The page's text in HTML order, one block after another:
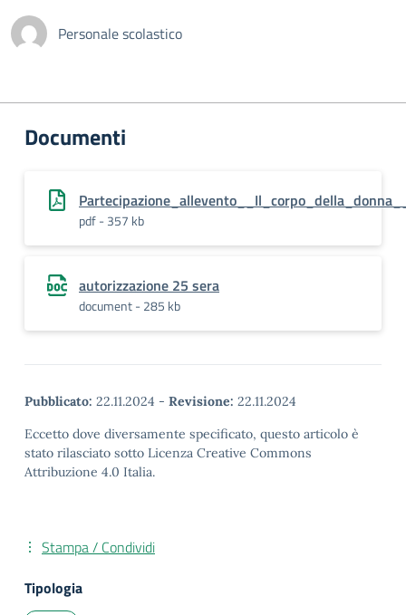
Personale scolastico
Documenti
pdf - 357 kb
autorizzazione 25 sera
document - 285 kb
Pubblicato: 22.11.2024 - Revisione: 22.11.2024
Eccetto dove diversamente specificato, questo articolo è
stato rilasciato sotto Licenza Creative Commons
Attribuzione 4.0 Italia.
Stampa / Condividi
Tipologia